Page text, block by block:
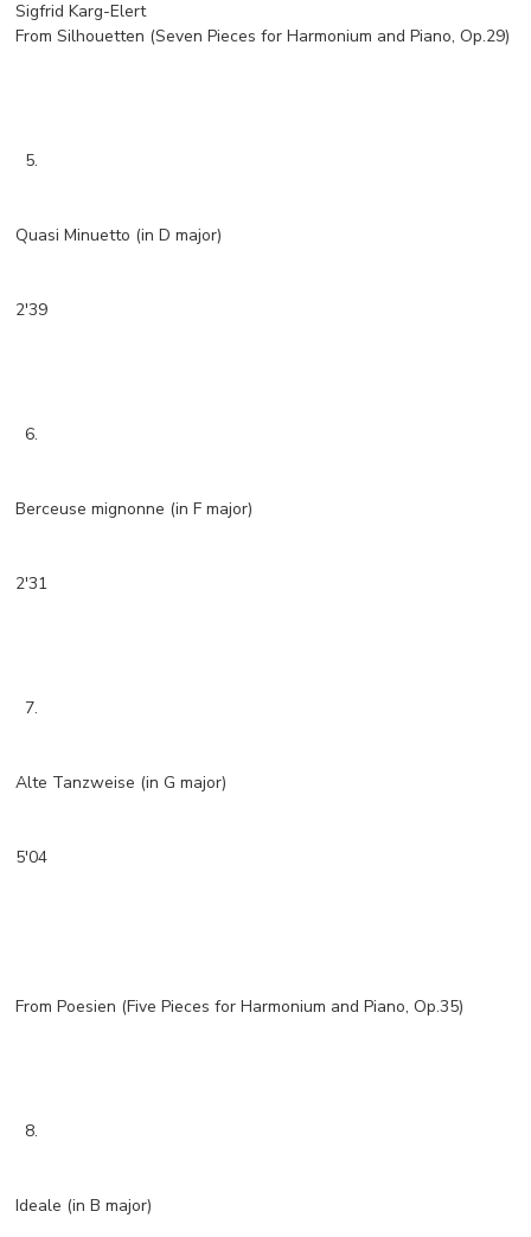
Sigfrid Karg-Elert
From Silhouetten (Seven Pieces for Harmonium and Piano, Op.29)
5.
Quasi Minuetto (in D major)
2'39
6.
Berceuse mignonne (in F major)
2'31
7.
Alte Tanzweise (in G major)
5'04
From Poesien (Five Pieces for Harmonium and Piano, Op.35)
8.
Ideale (in B major)